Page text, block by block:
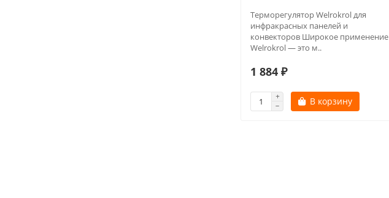
Терморегулятор Welrokrol для
инфракрасных панелей и
конвекторов Широкое применение
Welrokrol — это м..
1 884 ₽
В корзину